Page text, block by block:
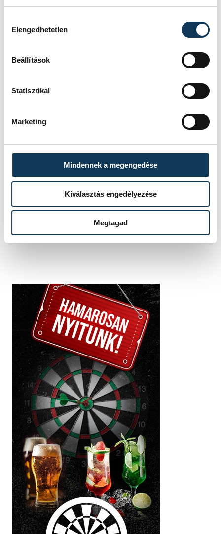
Elengedhetetlen
Beállítások
Statisztikai
Marketing
Mindennek a megengedése
Kiválasztás engedélyezése
Megtagad
2. Rasovszky Kristóf
Balaton Úszó Klub Veszprém
SZERZŐ
vehir.hu